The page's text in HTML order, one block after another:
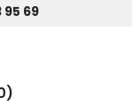
95 69